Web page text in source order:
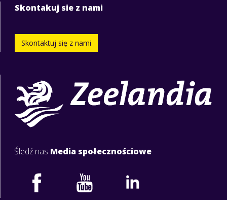
Skontakuj sie z nami
Skontaktuj się z nami
Śledź nas Media społecznościowe